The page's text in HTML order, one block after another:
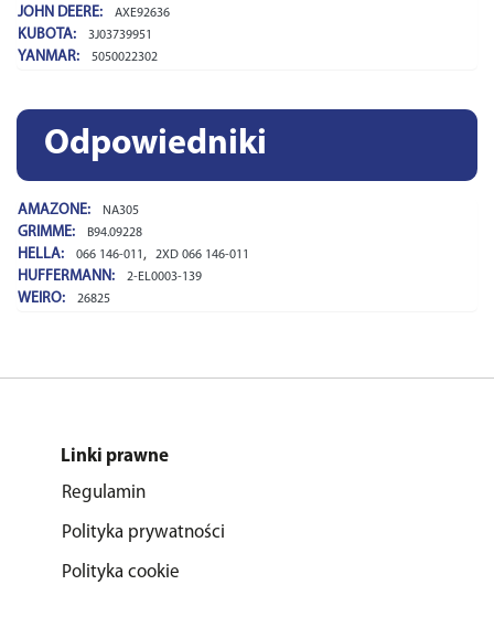
JOHN DEERE: AXE92636
KUBOTA: 3J03739951
YANMAR: 5050022302
Odpowiedniki
AMAZONE: NA305
GRIMME: B94.09228
HELLA: 066 146-011 , 2XD 066 146-011
HUFFERMANN: 2-EL0003-139
WEIRO: 26825
Linki prawne
Regulamin
Polityka prywatności
Polityka cookie